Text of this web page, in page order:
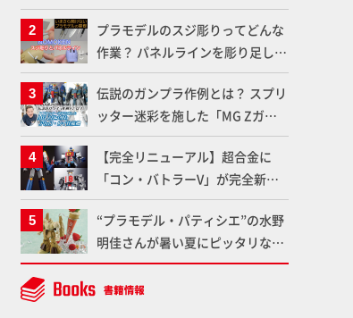
ゴールドイエロー
ボークス ファレホ
ペールフレッシュ
ボークス ファレホ
体のガメラを未来へつなぐ特別鼎
談「ガメラ永久保存化プロジェク
ト FINAL」
プラモデルのスジ彫りってどんな
作業？ パネルラインを彫り足して
作品を映えさせよう！【いまさら
聞けないプラモデルの基礎：スジ
彫りとパネルライン】
伝説のガンプラ作例とは？ スプリ
ッター迷彩を施した「MG Zガン
ダム アムロ・レイ仕様機」をMAX
渡辺がふたたび塗る!!【試し読
み】
【完全リニューアル】超合金に
「コン・バトラーV」が完全新規
造形で登場！気になる仕様を試作
品の撮り下ろしでご紹介!!さらに
「大鉄人17」＆「ワンエイト」セ
ット情報もお届け！【超合金の
魂】
“プラモデル・パティシエ”の水野
明佳さんが暑い夏にピッタリな
「リック・ディアス〜アイス
ver.〜」を製作【ガンダムフォワ